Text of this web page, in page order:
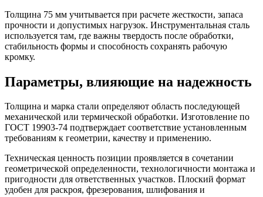
Толщина 75 мм учитывается при расчете жесткости, запаса
прочности и допустимых нагрузок. Инструментальная сталь
используется там, где важны твердость после обработки,
стабильность формы и способность сохранять рабочую
кромку.
Параметры, влияющие на надежность
Толщина и марка стали определяют область последующей
механической или термической обработки. Изготовление по
ГОСТ 19903-74 подтверждает соответствие установленным
требованиям к геометрии, качеству и применению.
Техническая ценность позиции проявляется в сочетании
геометрической определенности, технологичности монтажа и
пригодности для ответственных участков. Плоский формат
удобен для раскроя, фрезерования, шлифования и